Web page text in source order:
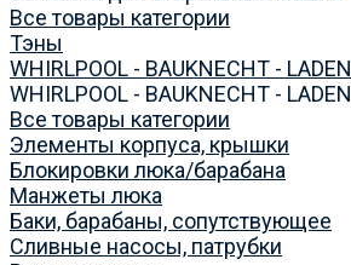
Все товары категории
Тэны
WHIRLPOOL - BAUKNECHT - LADEN
WHIRLPOOL - BAUKNECHT - LADEN
Все товары категории
Элементы корпуса, крышки
Блокировки люка/барабана
Манжеты люка
Баки, барабаны, сопутствующее
Сливные насосы, патрубки